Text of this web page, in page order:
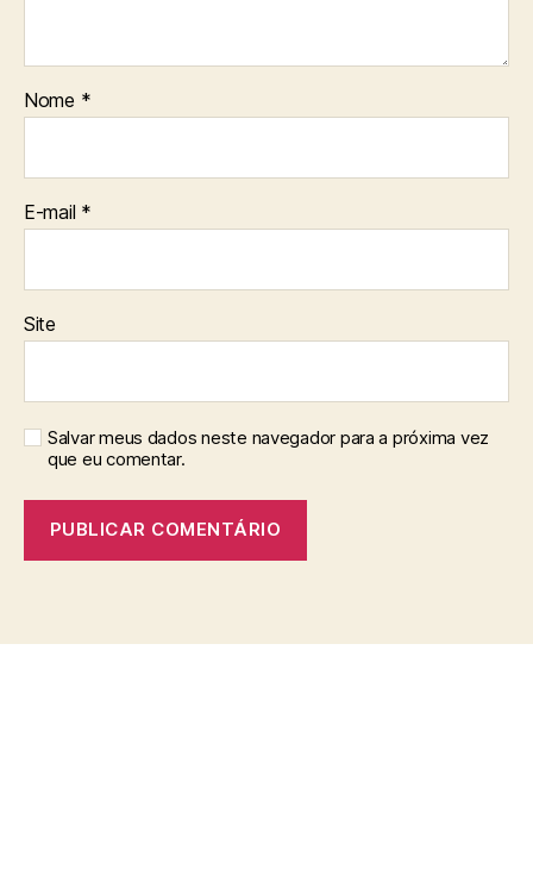
Nome *
E-mail *
Site
Salvar meus dados neste navegador para a próxima vez
que eu comentar.